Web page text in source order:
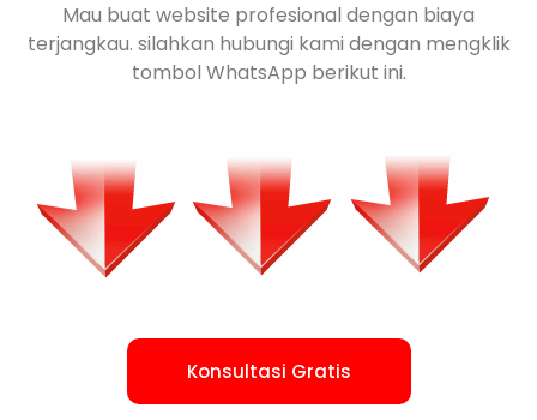
Mau buat website profesional dengan biaya
terjangkau. silahkan hubungi kami dengan mengklik
tombol WhatsApp berikut ini.
Konsultasi Gratis